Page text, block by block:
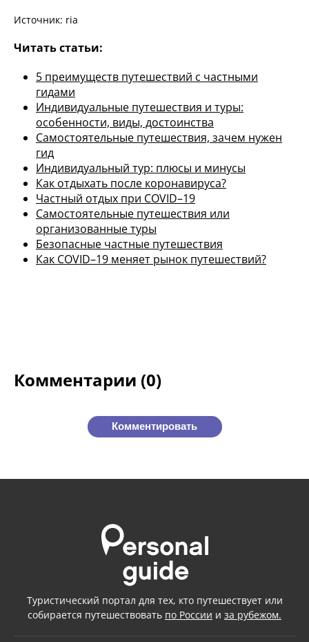
Источник: ria
Читать статьи:
5 преимуществ путешествий с частными
гидами
Индивидуальные путешествия и туры:
особенности, виды, достоинства
Самостоятельные путешествия, зачем нужен
гид
Индивидуальный тур: плюсы и минусы
Как отдыхать после коронавируса?
Частный отдых при COVID–19
Самостоятельные путешествия или
организованные туры
Безопасные частные путешествия
Как COVID–19 меняет рынок путешествий?
Комментарии (0)
Комментировать
Туристический портал для тех, кто путешествует или
собирается путешествовать по России и за рубежом.